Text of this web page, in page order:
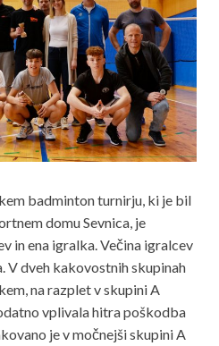
badminton turnirju, ki je bil
domu Sevnica, je
in ena igralka. Večina igralcev
V dveh kakovostnih skupinah
na razplet v skupini A
vplivala hitra poškodba
je v močnejši skupini A